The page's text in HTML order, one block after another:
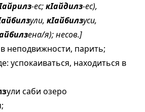
-ес;кIайдилз-ес),
ули, кIайбилзуси,
ена/я); несов.]
неподвижности, парить;
успокаиваться, находиться в
ули саби озеро